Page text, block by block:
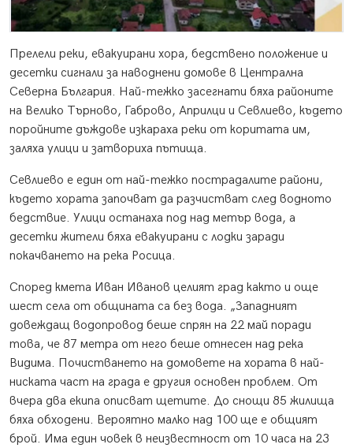
Прелели реки, евакуирани хора, бедствено положение и
десетки сигнали за наводнени домове в Централна
Северна България. Най-тежко засегнати бяха районите
на Велико Търново, Габрово, Априлци и Севлиево, където
поройните дъждове изкараха реки от коритата им,
заляха улици и затвориха пътища.
Севлиево е един от най-тежко пострадалите райони,
където хората започват да разчистват след водното
бедствие. Улици останаха под над метър вода, а
десетки жители бяха евакуирани с лодки заради
покачването на река Росица.
Според кмета Иван Иванов целият град както и още
шест села от общината са без вода. „Западният
довеждащ водопровод беше спрян на 22 май поради
това, че 87 метра от него беше отнесен над река
Видима. Почистването на домовете на хората в най-
ниската част на града е другия основен проблем. От
вчера два екипа описват щетите. До снощи 85 жилища
бяха обходени. Вероятно малко над 100 ще е общият
брой. Има един човек в неизвестност от 10 часа на 23